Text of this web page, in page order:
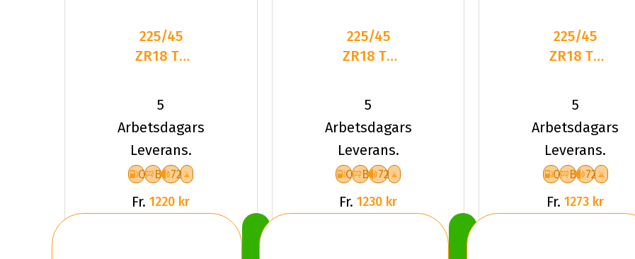
225/45
ZR18 TL
KUMHO
SOLUS 4S
HA32 XL
5
Arbetsdagars
Leverans.
C B 72
Fr. 1220 kr
225/45
ZR18 TL
KUMHO
SOLUS 4S
HA32 XL
5
Arbetsdagars
Leverans.
C B 72
Fr. 1230 kr
225/45
ZR18 TL
KUMHO
SOLUS 4S
HA32+ XL
5
Arbetsdagars
Leverans.
C B 72
Fr. 1273 kr